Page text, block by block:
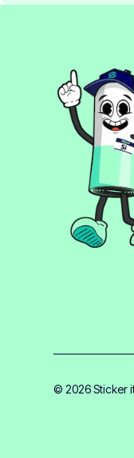
© 2026 Sticker